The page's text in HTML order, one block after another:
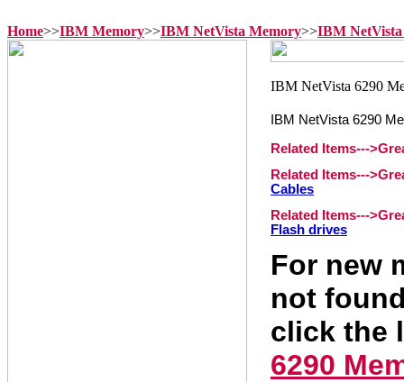
Home>>IBM Memory>>IBM NetVista Memory>>IBM
IBM NetVista 6290
Related Items---
Related Items---
Cables
Related Items---
Flash drives
For new
not
click the
6290